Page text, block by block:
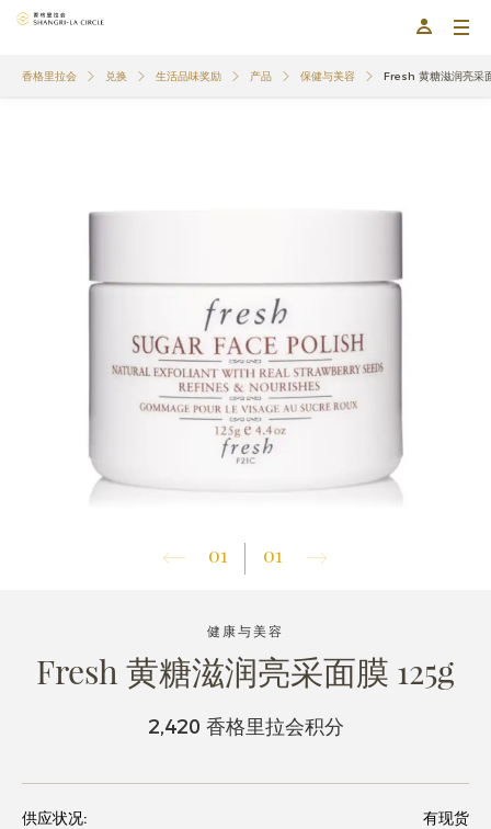
香格里拉会 兑换 生活品味奖励 产品 保健与美容 Fresh 黄糖滋润亮采
01 01
健康与美容
Fresh 黄糖滋润亮采面膜 125g
2,420 香格里拉会积分
供应状况:
有现货